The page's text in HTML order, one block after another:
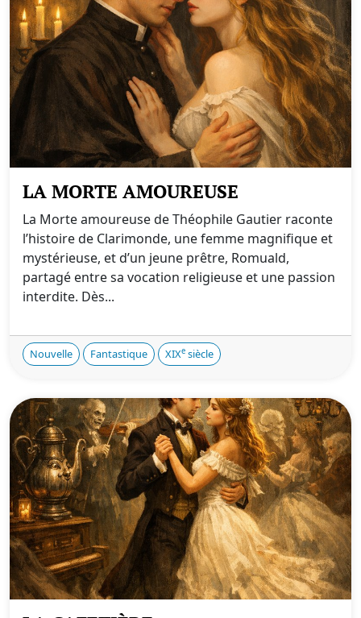
LA MORTE AMOUREUSE
La Morte amoureuse de Théophile Gautier raconte
l’histoire de Clarimonde, une femme magnifique et
mystérieuse, et d’un jeune prêtre, Romuald,
partagé entre sa vocation religieuse et une passion
interdite. Dès...
Nouvelle Fantastique XIXe siècle